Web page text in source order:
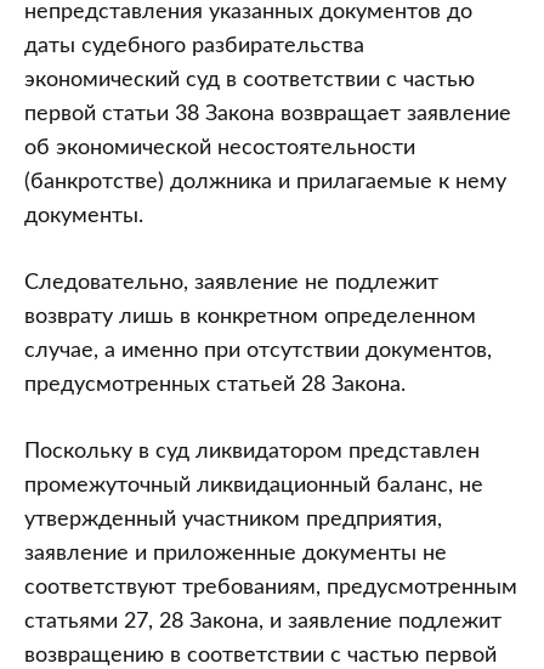
непредставления указанных документов до
даты судебного разбирательства
экономический суд в соответствии с частью
первой статьи 38 Закона возвращает заявление
об экономической несостоятельности
(банкротстве) должника и прилагаемые к нему
документы.
Следовательно, заявление не подлежит
возврату лишь в конкретном определенном
случае, а именно при отсутствии документов,
предусмотренных статьей 28 Закона.
Поскольку в суд ликвидатором представлен
промежуточный ликвидационный баланс, не
утвержденный участником предприятия,
заявление и приложенные документы не
соответствуют требованиям, предусмотренным
статьями 27, 28 Закона, и заявление подлежит
возвращению в соответствии с частью первой